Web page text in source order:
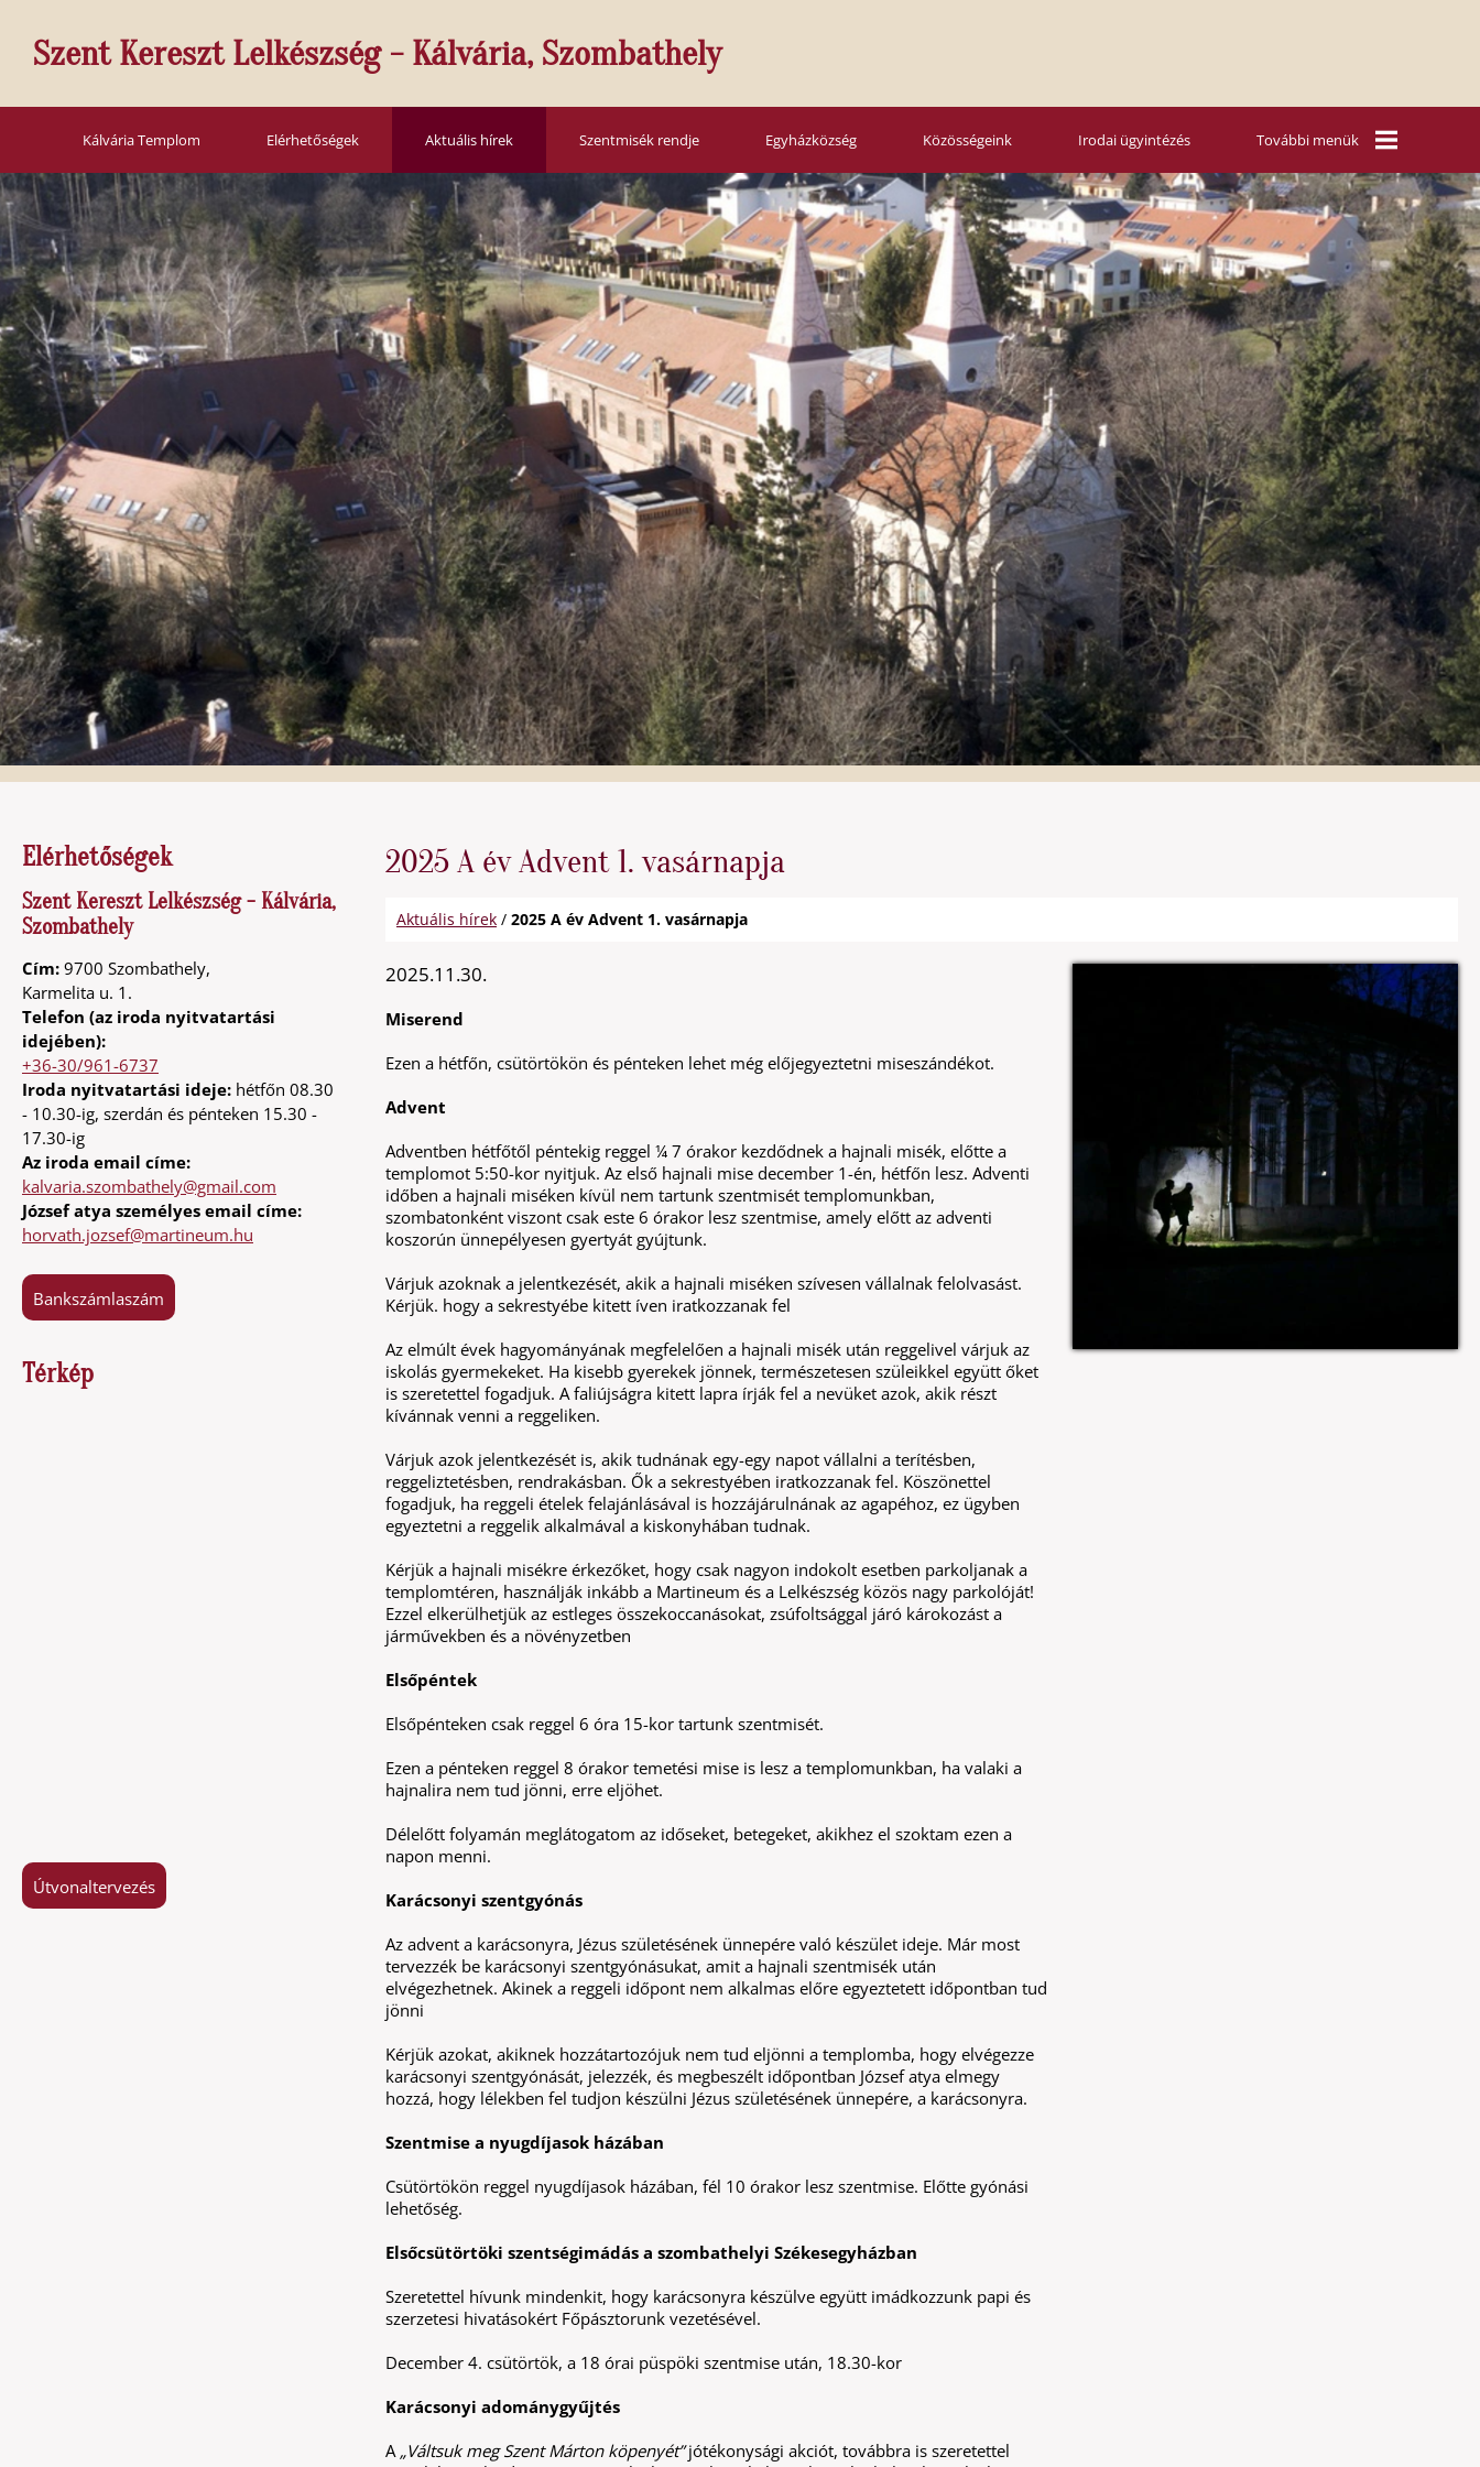
Szent Kereszt Lelkészség - Kálvária, Szombathely
Kálvária Templom Elérhetőségek Aktuális hírek Szentmisék rendje Egyházközség Közösségeink Irodai ügyintézés További menük
Mária Rádió
Vasárnapi
szentbeszédek
Nyári táboraink
Hitoktatás
Galéria
Elérhetőségek
Szent Kereszt Lelkészség - Kálvária,
Szombathely
Cím: 9700 Szombathely,
Karmelita u. 1.
Telefon (az iroda nyitvatartási
idejében):
+36-30/961-6737
Iroda nyitvatartási ideje: hétfőn 08.30
- 10.30-ig, szerdán és pénteken 15.30 -
17.30-ig
Az iroda email címe:
kalvaria.szombathely@gmail.com
József atya személyes email címe:
horvath.jozsef@martineum.hu
Bankszámlaszám
Térkép
Útvonaltervezés
2025 A év Advent 1. vasárnapja
Aktuális hírek / 2025 A év Advent 1. vasárnapja
2025.11.30.
Miserend
Ezen a hétfőn, csütörtökön és pénteken lehet még előjegyeztetni miseszándékot.
Advent
Adventben hétfőtől péntekig reggel ¼ 7 órakor kezdődnek a hajnali misék, előtte a
templomot 5:50-kor nyitjuk. Az első hajnali mise december 1-én, hétfőn lesz. Adventi
időben a hajnali miséken kívül nem tartunk szentmisét templomunkban,
szombatonként viszont csak este 6 órakor lesz szentmise, amely előtt az adventi
koszorún ünnepélyesen gyertyát gyújtunk.
Várjuk azoknak a jelentkezését, akik a hajnali miséken szívesen vállalnak felolvasást.
Kérjük. hogy a sekrestyébe kitett íven iratkozzanak fel
Az elmúlt évek hagyományának megfelelően a hajnali misék után reggelivel várjuk az
iskolás gyermekeket. Ha kisebb gyerekek jönnek, természetesen szüleikkel együtt őket
is szeretettel fogadjuk. A faliújságra kitett lapra írják fel a nevüket azok, akik részt
kívánnak venni a reggeliken.
Várjuk azok jelentkezését is, akik tudnának egy-egy napot vállalni a terítésben,
reggeliztetésben, rendrakásban. Ők a sekrestyében iratkozzanak fel. Köszönettel
fogadjuk, ha reggeli ételek felajánlásával is hozzájárulnának az agapéhoz, ez ügyben
egyeztetni a reggelik alkalmával a kiskonyhában tudnak.
Kérjük a hajnali misékre érkezőket, hogy csak nagyon indokolt esetben parkoljanak a
templomtéren, használják inkább a Martineum és a Lelkészség közös nagy parkolóját!
Ezzel elkerülhetjük az estleges összekoccanásokat, zsúfoltsággal járó károkozást a
járművekben és a növényzetben
Elsőpéntek
Elsőpénteken csak reggel 6 óra 15-kor tartunk szentmisét.
Ezen a pénteken reggel 8 órakor temetési mise is lesz a templomunkban, ha valaki a
hajnalira nem tud jönni, erre eljöhet.
Délelőtt folyamán meglátogatom az időseket, betegeket, akikhez el szoktam ezen a
napon menni.
Karácsonyi szentgyónás
Az advent a karácsonyra, Jézus születésének ünnepére való készület ideje. Már most
tervezzék be karácsonyi szentgyónásukat, amit a hajnali szentmisék után
elvégezhetnek. Akinek a reggeli időpont nem alkalmas előre egyeztetett időpontban tud
jönni
Kérjük azokat, akiknek hozzátartozójuk nem tud eljönni a templomba, hogy elvégezze
karácsonyi szentgyónását, jelezzék, és megbeszélt időpontban József atya elmegy
hozzá, hogy lélekben fel tudjon készülni Jézus születésének ünnepére, a karácsonyra.
Szentmise a nyugdíjasok házában
Csütörtökön reggel nyugdíjasok házában, fél 10 órakor lesz szentmise. Előtte gyónási
lehetőség.
Elsőcsütörtöki szentségimádás a szombathelyi Székesegyházban
Szeretettel hívunk mindenkit, hogy karácsonyra készülve együtt imádkozzunk papi és
szerzetesi hivatásokért Főpásztorunk vezetésével.
December 4. csütörtök, a 18 órai püspöki szentmise után, 18.30-kor
Karácsonyi adománygyűjtés
A „Váltsuk meg Szent Márton köpenyét”jótékonysági akciót, továbbra is szeretettel